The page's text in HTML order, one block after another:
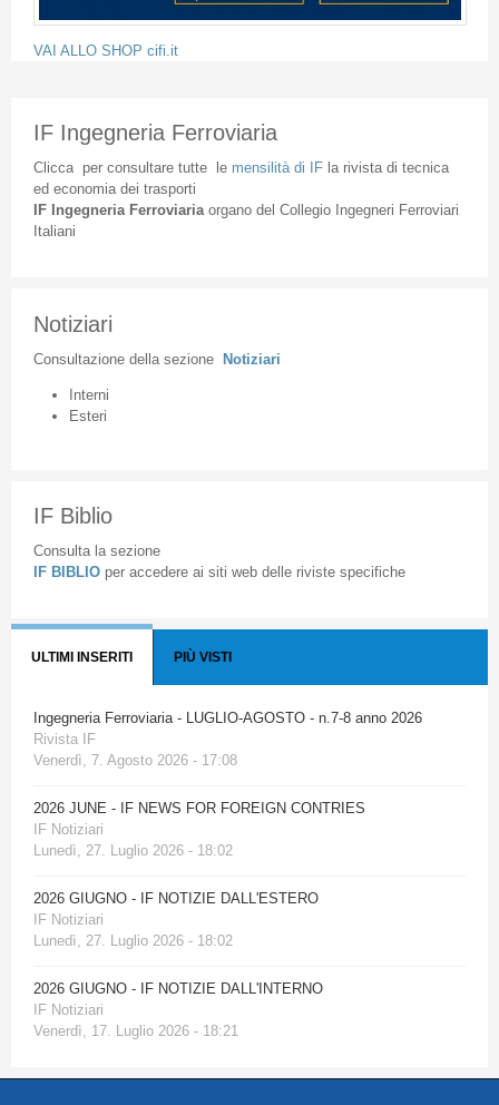
VAI ALLO SHOP cifi.it
IF Ingegneria Ferroviaria
Cliccaper consultare tuttele mensilità di IFla rivista di tecnica
ed economia dei trasporti
IF Ingegneria Ferroviaria organodel Collegio Ingegneri Ferroviari
Italiani
Notiziari
Consultazione della sezione Notiziari
Interni
Esteri
IF Biblio
Consulta la sezione
IF BIBLIO per accedere ai siti web delle riviste specifiche
ULTIMI INSERITI PIÙ VISTI
Ingegneria Ferroviaria - LUGLIO-AGOSTO - n.7-8 anno 2026
Rivista IF
Venerdì, 7. Agosto 2026 - 17:08
2026 JUNE - IF NEWS FOR FOREIGN CONTRIES
IF Notiziari
Lunedì, 27. Luglio 2026 - 18:02
2026 GIUGNO - IF NOTIZIE DALL'ESTERO
IF Notiziari
Lunedì, 27. Luglio 2026 - 18:02
2026 GIUGNO - IF NOTIZIE DALL'INTERNO
IF Notiziari
Venerdì, 17. Luglio 2026 - 18:21